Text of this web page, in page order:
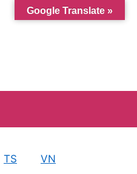
TS
VN
Google Translate »